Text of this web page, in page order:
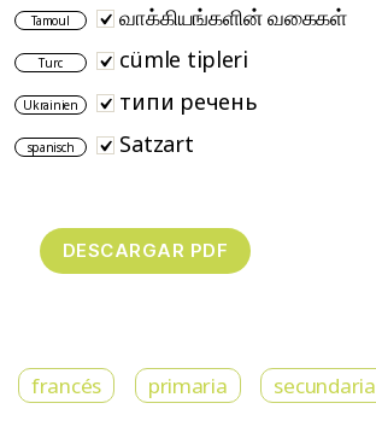
Tamoul வாக்கியங்களின் வகைகள்
Turc cümle tipleri
Ukrainien типи речень
spanisch Satzart
francés primaria secundaria